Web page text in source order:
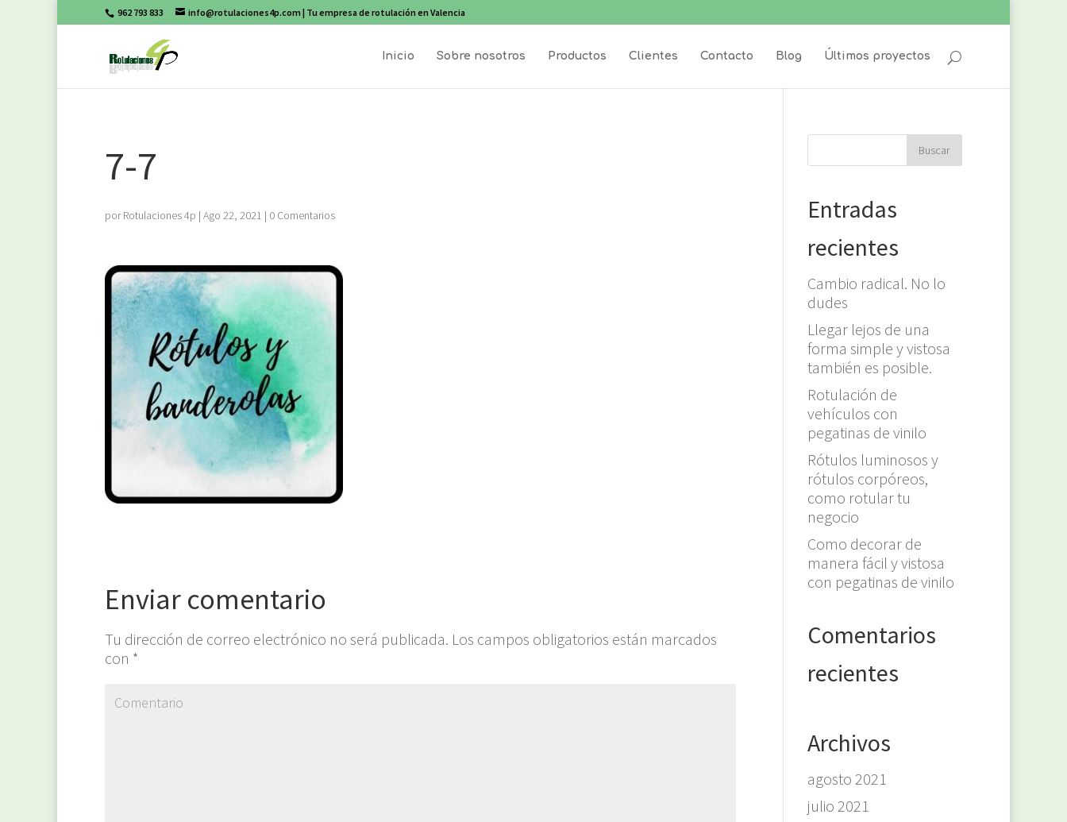
962 793 833 info@rotulaciones4p.com | Tu empresa de rotulación en Valencia
Inicio Sobre nosotros Productos Clientes Contacto Blog Últimos proyectos
7-7
porRotulaciones 4p | Ago 22, 2021 | 0 Comentarios
Enviar comentario
Tu dirección de correo electrónico no será publicada. Los campos obligatorios están marcados
con *
Entradas
recientes
Cambio radical. No lo
dudes
Llegar lejos de una
forma simple y vistosa
también es posible.
Rotulación de
vehículos con
pegatinas de vinilo
Rótulos luminosos y
rótulos corpóreos,
como rotular tu
negocio
Como decorar de
manera fácil y vistosa
con pegatinas de vinilo
Comentarios
recientes
Archivos
agosto 2021
julio 2021